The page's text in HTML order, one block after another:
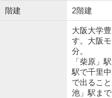
階建 2階建
大阪大学
す。大阪
分。
「柴原」
駅で千里
で出るこ
池」駅ま